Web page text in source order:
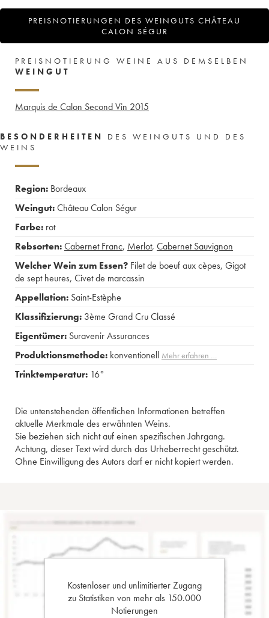
PREISNOTIERUNGEN DES WEINGUTS CHÂTEAU
CALON SÉGUR
PREISNOTIERUNG WEINE AUS DEMSELBEN
WEINGUT
Marquis de Calon Second Vin 2015
BESONDERHEITEN
DES WEINGUTS UND DES
WEINS
Region: Bordeaux
Weingut:Château Calon Ségur
Farbe: rot
Rebsorten:Cabernet Franc, Merlot, Cabernet Sauvignon
Welcher Wein zum Essen? Filet de boeuf aux cèpes, Gigot
de sept heures, Civet de marcassin
Appellation: Saint-Estèphe
Klassifizierung: 3ème Grand Cru Classé
Eigentümer: Suravenir Assurances
Produktionsmethode: konventionell Mehr erfahren …
Trinktemperatur: 16°
Die untenstehenden öffentlichen Informationen betreffen
aktuelle Merkmale des erwähnten Weins.
Sie beziehen sich nicht auf einen spezifischen Jahrgang.
Achtung, dieser Text wird durch das Urheberrecht geschützt.
Ohne Einwilligung des Autors darf er nicht kopiert werden.
Kostenloser und unlimitierter Zugang
zu Statistiken von mehr als 150.000
Notierungen